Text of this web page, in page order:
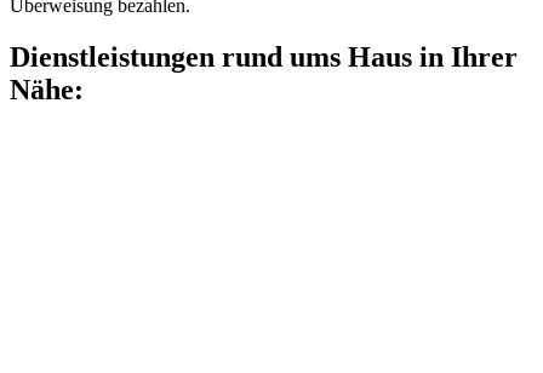
Überweisung bezahlen.
Dienstleistungen rund ums Haus in Ihrer
Nähe: